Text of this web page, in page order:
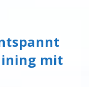
mit